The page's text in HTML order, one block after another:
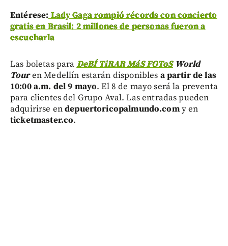
Entérese: Lady Gaga rompió récords con concierto
gratis en Brasil: 2 millones de personas fueron a
escucharla
Las boletas para DeBÍ TiRAR MáS FOToSWorld
Touren Medellín estarán disponibles a partir de las
10:00 a.m. del 9 mayo. El 8 de mayo será la preventa
para clientes del Grupo Aval. Las entradas pueden
adquirirse endepuertoricopalmundo.comy en
ticketmaster.co.